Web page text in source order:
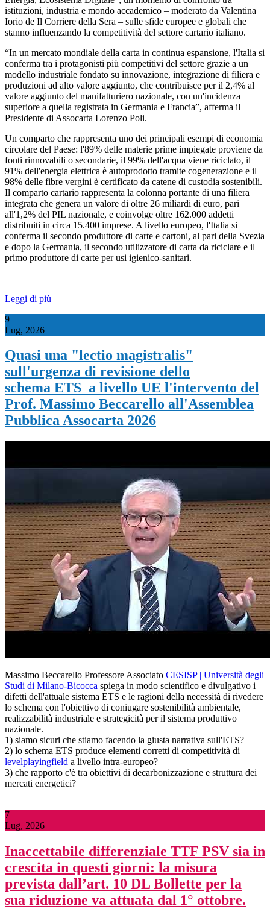
istituzioni, industria e mondo accademico – moderato da Valentina
Iorio de Il Corriere della Sera – sulle sfide europee e globali che
stanno influenzando la competitività del settore cartario italiano.
“In un mercato mondiale della carta in continua espansione, l'Italia si
conferma tra i protagonisti più competitivi del settore grazie a un
modello industriale fondato su innovazione, integrazione di filiera e
produzioni ad alto valore aggiunto, che contribuisce per il 2,4% al
valore aggiunto del manifatturiero nazionale, con un'incidenza
superiore a quella registrata in Germania e Francia”, afferma il
Presidente di Assocarta Lorenzo Poli.
Un comparto che rappresenta uno dei principali esempi di economia
circolare del Paese: l'89% delle materie prime impiegate proviene da
fonti rinnovabili o secondarie, il 99% dell'acqua viene riciclato, il
91% dell'energia elettrica è autoprodotto tramite cogenerazione e il
98% delle fibre vergini è certificato da catene di custodia sostenibili.
Il comparto cartario rappresenta la colonna portante di una filiera
integrata che genera un valore di oltre 26 miliardi di euro, pari
all'1,2% del PIL nazionale, e coinvolge oltre 162.000 addetti
distribuiti in circa 15.400 imprese. A livello europeo, l'Italia si
conferma il secondo produttore di carte e cartoni, al pari della Svezia
e dopo la Germania, il secondo utilizzatore di carta da riciclare e il
primo produttore di carte per usi igienico-sanitari.
Leggi di più
9
Lug, 2026
Quasi una "lectio magistralis"
sull'urgenza di revisione dello
schema ETS a livello UE l'intervento del
Prof. Massimo Beccarello all'Assemblea
Pubblica Assocarta 2026
Massimo Beccarello Professore Associato CESISP | Università degli
Studi di Milano-Bicocca spiega in modo scientifico e divulgativo i
difetti dell'attuale sistema ETS e le ragioni della necessità di rivedere
lo schema con l'obiettivo di coniugare sostenibilità ambientale,
realizzabilità industriale e strategicità per il sistema produttivo
nazionale.
1) siamo sicuri che stiamo facendo la giusta narrativa sull'ETS?
2) lo schema ETS produce elementi corretti di competitività di
levelplayingfield a livello intra-europeo?
3) che rapporto c'è tra obiettivi di decarbonizzazione e struttura dei
mercati energetici?
7
Lug, 2026
Inaccettabile differenziale TTF PSV sia in
crescita in questi giorni: la misura
prevista dall’art. 10 DL Bollette per la
sua riduzione va attuata dal 1° ottobre.